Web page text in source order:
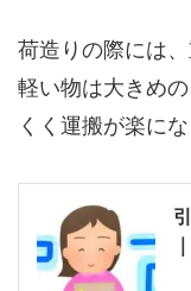
荷造りの際には
軽い物は大きめ
くく運搬が楽にな